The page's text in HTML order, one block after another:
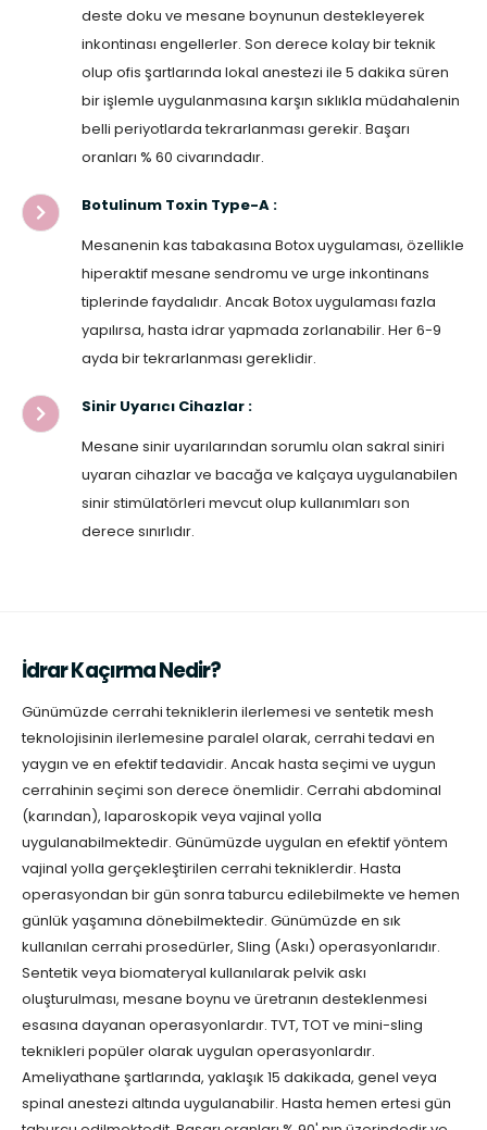
deste doku ve mesane boynunun destekleyerek
inkontinası engellerler. Son derece kolay bir teknik
olup ofis şartlarında lokal anestezi ile 5 dakika süren
bir işlemle uygulanmasına karşın sıklıkla müdahalenin
belli periyotlarda tekrarlanması gerekir. Başarı
oranları % 60 civarındadır.
Botulinum Toxin Type-A :
Mesanenin kas tabakasına Botox uygulaması, özellikle
hiperaktif mesane sendromu ve urge inkontinans
tiplerinde faydalıdır. Ancak Botox uygulaması fazla
yapılırsa, hasta idrar yapmada zorlanabilir. Her 6-9
ayda bir tekrarlanması gereklidir.
Sinir Uyarıcı Cihazlar :
Mesane sinir uyarılarından sorumlu olan sakral siniri
uyaran cihazlar ve bacağa ve kalçaya uygulanabilen
sinir stimülatörleri mevcut olup kullanımları son
derece sınırlıdır.
İdrar Kaçırma Nedir?
Günümüzde cerrahi tekniklerin ilerlemesi ve sentetik mesh
teknolojisinin ilerlemesine paralel olarak, cerrahi tedavi en
yaygın ve en efektif tedavidir. Ancak hasta seçimi ve uygun
cerrahinin seçimi son derece önemlidir. Cerrahi abdominal
(karından), laparoskopik veya vajinal yolla
uygulanabilmektedir. Günümüzde uygulan en efektif yöntem
vajinal yolla gerçekleştirilen cerrahi tekniklerdir. Hasta
operasyondan bir gün sonra taburcu edilebilmekte ve hemen
günlük yaşamına dönebilmektedir. Günümüzde en sık
kullanılan cerrahi prosedürler, Sling (Askı) operasyonlarıdır.
Sentetik veya biomateryal kullanılarak pelvik askı
oluşturulması, mesane boynu ve üretranın desteklenmesi
esasına dayanan operasyonlardır. TVT, TOT ve mini-sling
teknikleri popüler olarak uygulan operasyonlardır.
Ameliyathane şartlarında, yaklaşık 15 dakikada, genel veya
spinal anestezi altında uygulanabilir. Hasta hemen ertesi gün